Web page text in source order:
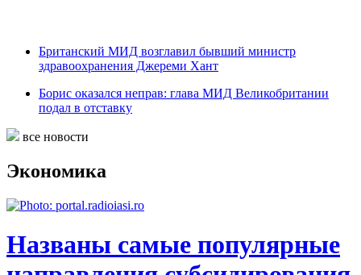
Британский МИД возглавил бывший министр
здравоохранения Джереми Хант
Борис оказался неправ: глава МИД Великобритании
подал в отставку
все новости
Экономика
Названы самые популярные